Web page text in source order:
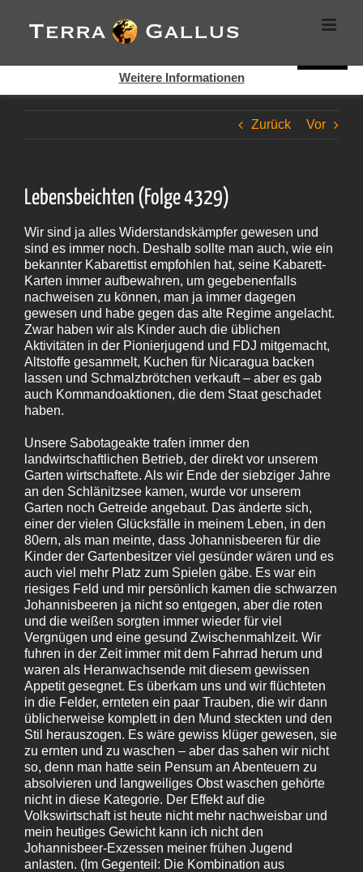
Inhalt
springen
Zurück Vor
Lebensbeichten (Folge 4329)
Wir sind ja alles Widerstandskämpfer gewesen und
sind es immer noch. Deshalb sollte man auch, wie ein
bekannter Kabarettist empfohlen hat, seine Kabarett-
Karten immer aufbewahren, um gegebenenfalls
nachweisen zu können, man ja immer dagegen
gewesen und habe gegen das alte Regime angelacht.
Zwar haben wir als Kinder auch die üblichen
Aktivitäten in der Pionierjugend und FDJ mitgemacht,
Altstoffe gesammelt, Kuchen für Nicaragua backen
lassen und Schmalzbrötchen verkauft – aber es gab
auch Kommandoaktionen, die dem Staat geschadet
haben.
Unsere Sabotageakte trafen immer den
landwirtschaftlichen Betrieb, der direkt vor unserem
Garten wirtschaftete. Als wir Ende der siebziger Jahre
an den Schlänitzsee kamen, wurde vor unserem
Garten noch Getreide angebaut. Das änderte sich,
einer der vielen Glücksfälle in meinem Leben, in den
80ern, als man meinte, dass Johannisbeeren für die
Kinder der Gartenbesitzer viel gesünder wären und es
auch viel mehr Platz zum Spielen gäbe. Es war ein
riesiges Feld und mir persönlich kamen die schwarzen
Johannisbeeren ja nicht so entgegen, aber die roten
und die weißen sorgten immer wieder für viel
Vergnügen und eine gesund Zwischenmahlzeit. Wir
fuhren in der Zeit immer mit dem Fahrrad herum und
waren als Heranwachsende mit diesem gewissen
Appetit gesegnet. Es überkam uns und wir flüchteten
in die Felder, ernteten ein paar Trauben, die wir dann
üblicherweise komplett in den Mund steckten und den
Stil herauszogen. Es wäre gewiss klüger gewesen, sie
zu ernten und zu waschen – aber das sahen wir nicht
so, denn man hatte sein Pensum an Abenteuern zu
absolvieren und langweiliges Obst waschen gehörte
nicht in diese Kategorie. Der Effekt auf die
Volkswirtschaft ist heute nicht mehr nachweisbar und
mein heutiges Gewicht kann ich nicht den
Johannisbeer-Exzessen meiner frühen Jugend
anlasten. (Im Gegenteil: Die Kombination aus
Cookies helfen auf auf dieser Seite bei der Bereitstellung der
Dienste. Durch die Nutzung dieser Webseite erklären Sie sich
Weitere Informationen